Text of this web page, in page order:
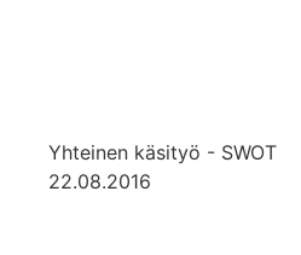
Yhteinen käsityö - SWOT
22.08.2016